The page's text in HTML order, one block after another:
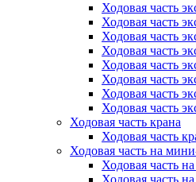
Ходовая часть
Ходовая часть
Ходовая часть
Ходовая часть
Ходовая часть
Ходовая часть
Ходовая часть
Ходовая часть
Ходовая часть крана
Ходовая часть
Ходовая часть на
Ходовая часть
Ходовая часть